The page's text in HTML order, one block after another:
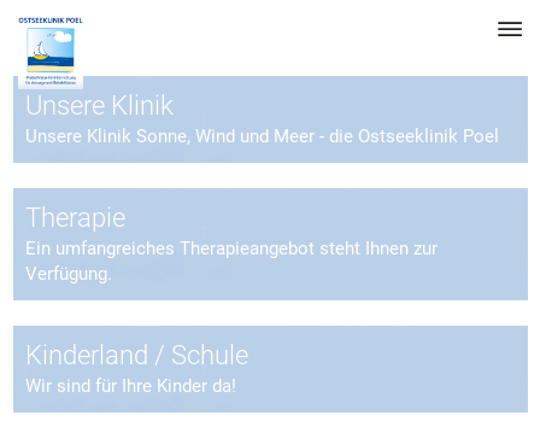
Unsere Klinik
Unsere Klinik Sonne, Wind und Meer - die Ostseeklinik Poel
Therapie
Ein umfangreiches Therapieangebot steht Ihnen zur
Verfügung.
Kinderland / Schule
Wir sind für Ihre Kinder da!